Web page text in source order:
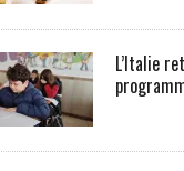
L’Italie